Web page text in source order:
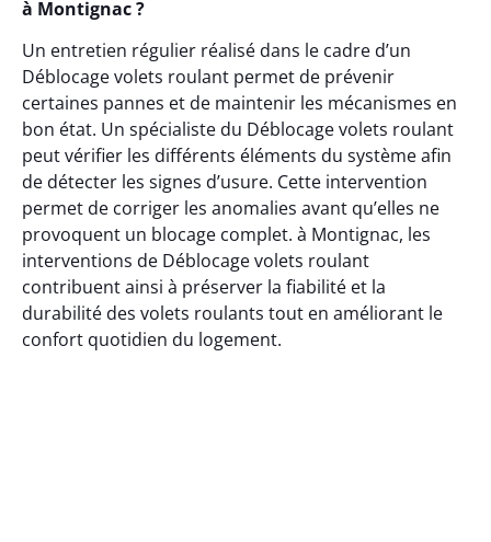
à Montignac ?
Un entretien régulier réalisé dans le cadre d’un
Déblocage volets roulant permet de prévenir
certaines pannes et de maintenir les mécanismes en
bon état. Un spécialiste du Déblocage volets roulant
peut vérifier les différents éléments du système afin
de détecter les signes d’usure. Cette intervention
permet de corriger les anomalies avant qu’elles ne
provoquent un blocage complet. à Montignac, les
interventions de Déblocage volets roulant
contribuent ainsi à préserver la fiabilité et la
durabilité des volets roulants tout en améliorant le
confort quotidien du logement.